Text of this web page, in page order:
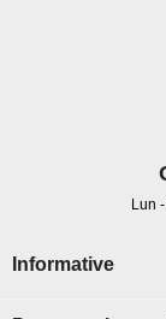
Lun
Informative